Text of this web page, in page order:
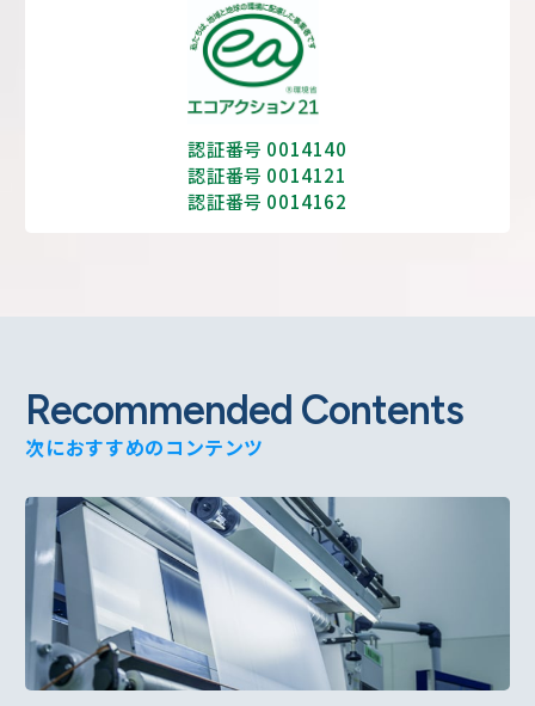
認証番号 0014140
認証番号 0014121
認証番号 0014162
Recommended Contents
次におすすめのコンテンツ
製品紹介へページ遷移します。